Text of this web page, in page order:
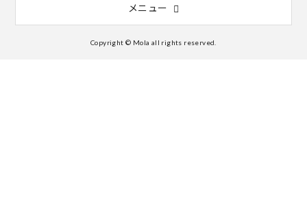
メニュー
Copyright © Mola all rights reserved.